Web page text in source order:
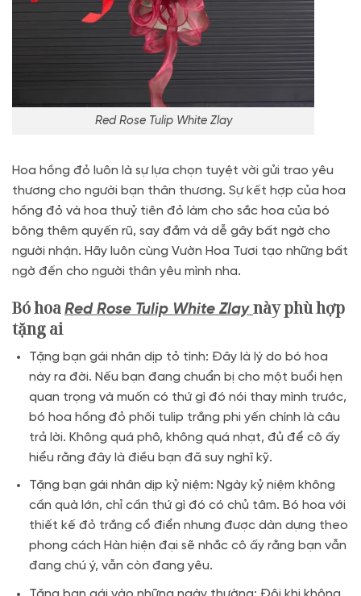
Red Rose Tulip White Zlay
Hoa hồng đỏ luôn là sự lựa chọn tuyệt vời gửi trao yêu
thương cho người bạn thân thương. Sự kết hợp của hoa
hồng đỏ và hoa thuỷ tiên đỏ làm cho sắc hoa của bó
bông thêm quyến rũ, say đắm và dễ gây bất ngờ cho
người nhận. Hãy luôn cùng Vườn Hoa Tươi tạo những bất
ngờ đến cho người thân yêu mình nha.
Bó hoa Red Rose Tulip White Zlay này phù hợp
tặng ai
Tặng bạn gái nhân dịp tỏ tình: Đây là lý do bó hoa
này ra đời. Nếu bạn đang chuẩn bị cho một buổi hẹn
quan trọng và muốn có thứ gì đó nói thay mình trước,
bó hoa hồng đỏ phối tulip trắng phi yến chính là câu
trả lời. Không quá phô, không quá nhạt, đủ để cô ấy
hiểu rằng đây là điều bạn đã suy nghĩ kỹ.
Tặng bạn gái nhân dịp kỷ niệm: Ngày kỷ niệm không
cần quà lớn, chỉ cần thứ gì đó có chủ tâm. Bó hoa với
thiết kế đỏ trắng cổ điển nhưng được dàn dựng theo
phong cách Hàn hiện đại sẽ nhắc cô ấy rằng bạn vẫn
đang chú ý, vẫn còn đang yêu.